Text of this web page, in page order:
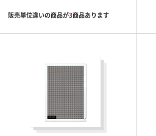
販売単位違いの商品が3商品あります